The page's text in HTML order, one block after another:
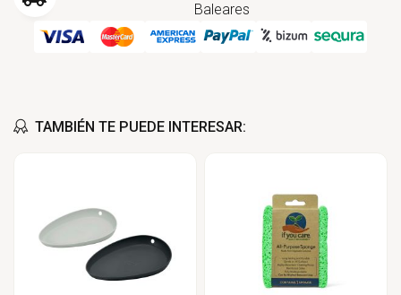
Baleares
TAMBIÉN TE PUEDE INTERESAR: